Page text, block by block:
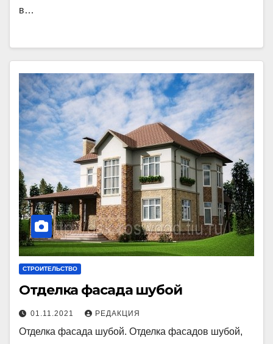
в…
СТРОИТЕЛЬСТВО
Отделка фасада шубой
01.11.2021 РЕДАКЦИЯ
Отделка фасада шубой. Отделка фасадов шубой,